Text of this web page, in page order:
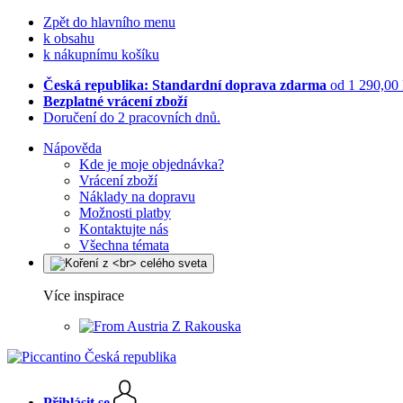
Zpět do hlavního menu
k obsahu
k nákupnímu košíku
Česká republika: Standardní doprava zdarma od 1 290,00
Bezplatné vrácení zboží
Doručení do 2 pracovních dnů.
Nápověda
Kde je moje objednávka?
Vrácení zboží
Náklady na dopravu
Možnosti platby
Kontaktujte nás
Všechna témata
Více inspirace
Z Rakouska